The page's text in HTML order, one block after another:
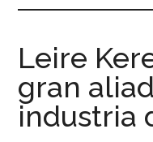
Leire
gran
industria